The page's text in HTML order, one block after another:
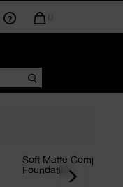
LA
AMMONTA
0
Soft Matte Complete
Foundation